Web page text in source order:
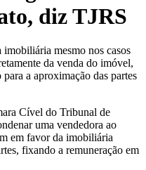
diz TJRS
imobiliária mesmo nos casos
da venda do imóvel,
a aproximação das partes
Cível do Tribunal de
uma vendedora ao
em favor da imobiliária
fixando a remuneração em